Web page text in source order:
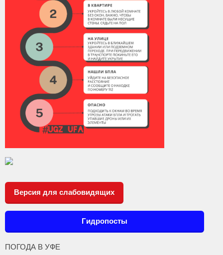
Версия для слабовидящих
Гидропосты
ПОГОДА В УФЕ